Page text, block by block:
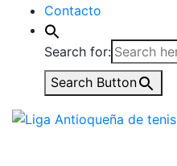
Contacto
Search for:
Search Button